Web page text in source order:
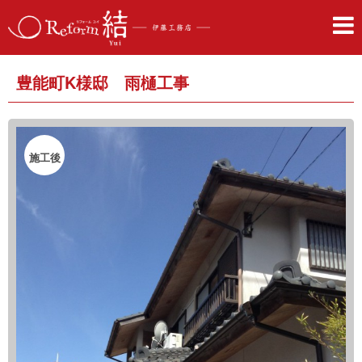
豊能町K様邸 雨樋工事
施工後